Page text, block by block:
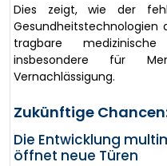
Dies zeigt, wie der
Gesundheitstechnologien
tragbare
insbesondere für
Vernachlässigung.
Zukünftige
Die Entwicklung
öffnet neue Türen